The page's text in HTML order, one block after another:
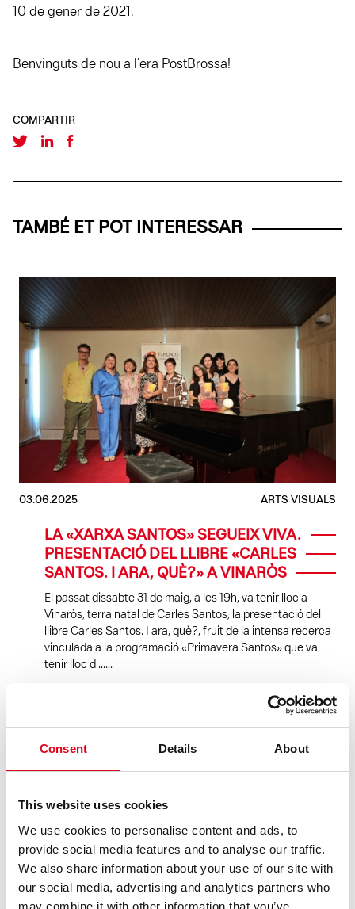
Consent Details About
This website uses cookies
We use cookies to personalise content and ads, to
provide social media features and to analyse our traffic.
We also share information about your use of our site with
our social media, advertising and analytics partners who
may combine it with other information that you’ve
COMPARTIR
10 de gener de 2021.
Benvinguts de nou a l’era PostBrossa!
TAMBÉ ET POT INTERESSAR
03.06.2025 ARTS VISUALS
LA «XARXA SANTOS» SEGUEIX VIVA.
PRESENTACIÓ DEL LLIBRE «CARLES
SANTOS. I ARA, QUÈ?» A VINARÒS
El passat dissabte 31 de maig, a les 19h, va tenir lloc a
Vinaròs, terra natal de Carles Santos, la presentació del
llibre Carles Santos. I ara, què?, fruit de la intensa recerca
vinculada a la programació «Primavera Santos» que va
tenir lloc d ......